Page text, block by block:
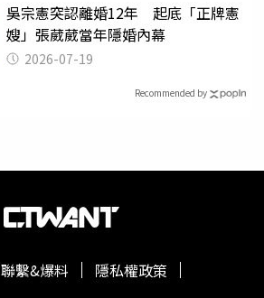
吳宗憲突認離婚12年 起底「正牌憲
嫂」張葳葳當年隱婚內幕
2026-07-19
Recommended by
聯繫&爆料
隱私權政策